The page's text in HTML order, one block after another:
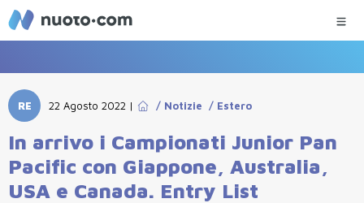
RE 22 Agosto 2022 | / Notizie / Estero
In arrivo i Campionati Junior Pan
Pacific con Giappone, Australia,
USA e Canada. Entry List